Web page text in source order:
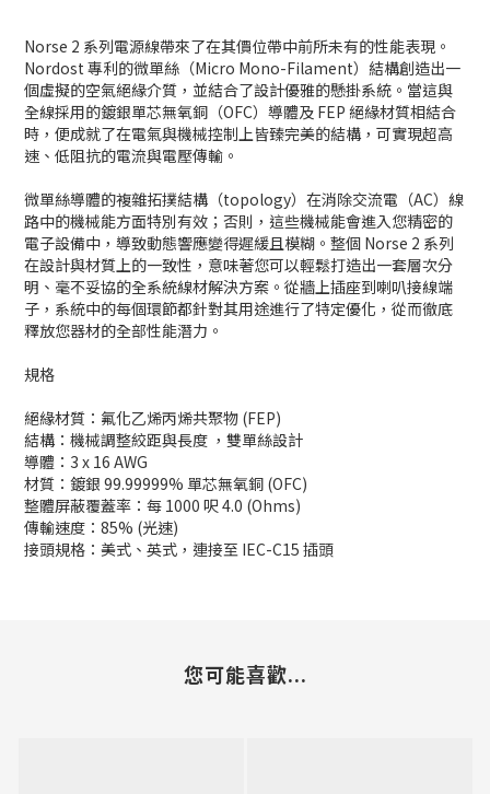
Norse 2 系列電源線帶來了在其價位帶中前所未有的性能表現。
Nordost 專利的微單絲（Micro Mono-Filament）結構創造出一
個虛擬的空氣絕緣介質，並結合了設計優雅的懸掛系統。當這與
全線採用的鍍銀單芯無氧銅（OFC）導體及 FEP 絕緣材質相結合
時，便成就了在電氣與機械控制上皆臻完美的結構，可實現超高
速、低阻抗的電流與電壓傳輸。
微單絲導體的複雜拓撲結構（topology）在消除交流電（AC）線
路中的機械能方面特別有效；否則，這些機械能會進入您精密的
電子設備中，導致動態響應變得遲緩且模糊。整個 Norse 2 系列
在設計與材質上的一致性，意味著您可以輕鬆打造出一套層次分
明、毫不妥協的全系統線材解決方案。從牆上插座到喇叭接線端
子，系統中的每個環節都針對其用途進行了特定優化，從而徹底
釋放您器材的全部性能潛力。
規格
絕緣材質：氟化乙烯丙烯共聚物 (FEP)
結構：機械調整絞距與長度 ，雙單絲設計
導體：3 x 16 AWG
材質：鍍銀 99.99999% 單芯無氧銅 (OFC)
整體屏蔽覆蓋率：每 1000 呎 4.0 (Ohms)
傳輸速度：85% (光速)
接頭規格：美式、英式，連接至 IEC-C15 插頭
您可能喜歡...